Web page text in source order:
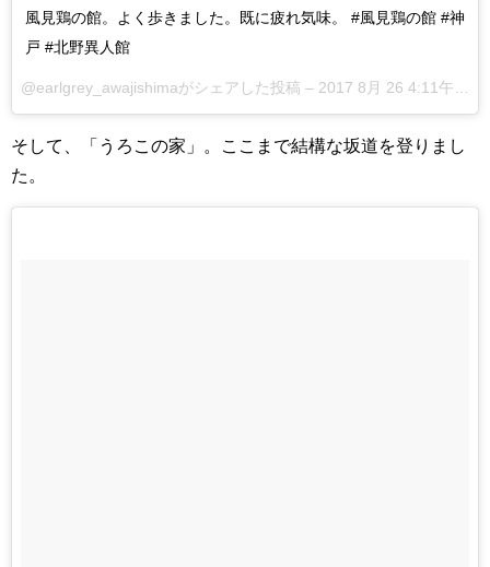
風見鶏の館。よく歩きました。既に疲れ気味。 #風見鶏の館 #神
戸 #北野異人館
@earlgrey_awajishimaがシェアした投稿 – 2017 8月 26 4:11午前 PDT
そして、「うろこの家」。ここまで結構な坂道を登りまし
た。